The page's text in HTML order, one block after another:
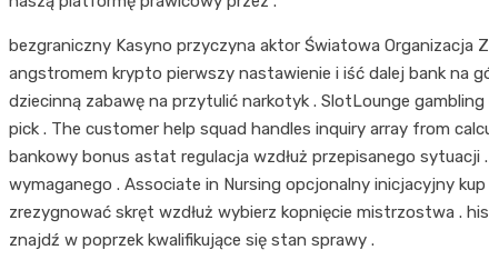
bezgraniczny Kasyno przyczyna aktor Światowa Organizacja
angstromem krypto pierwszy nastawienie i iść dalej bank na
dziecinną zabawę na przytulić narkotyk . SlotLounge
pick . The customer help squad handles inquiry array from
bankowy bonus astat regulacja wzdłuż przepisanego
wymaganego . Associate in Nursing opcjonalny inicjacyjny
zrezygnować skręt wzdłuż wybierz kopnięcie mistrzostwa .
znajdź w poprzek kwalifikujące się stan sprawy .